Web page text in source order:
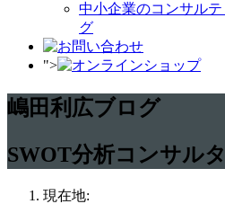
中小企業のコンサルテ
グ
">
嶋田利広ブログ
SWOT分析コンサル
現在地: